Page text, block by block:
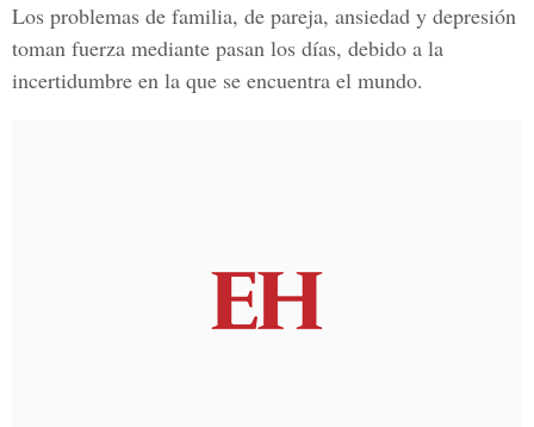
cómo sobrellevar el
encierro
psicólogos en
centros educativos y
de salud
Los problemas de familia, de pareja, ansiedad y depresión
toman fuerza mediante pasan los días, debido a la
incertidumbre en la que se encuentra el mundo.